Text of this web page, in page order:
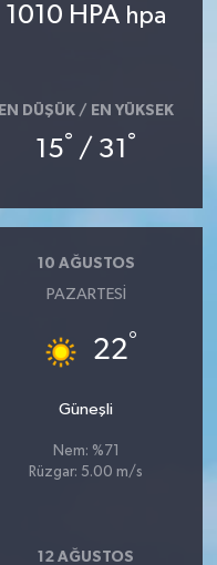
1010 HPA hpa
EN DÜŞÜK / EN YÜKSEK
15° / 31 °
10 AĞUSTOS
PAZARTESI
22°
Güneşli
Nem: %71
Rüzgar: 5.00 m/s
12 AĞUSTOS